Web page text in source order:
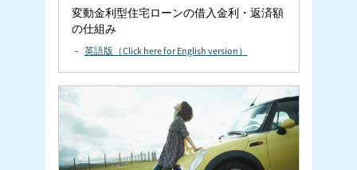
変動金利型住宅ローンの借入金利・返済額
の仕組み
英語版（Click here for English version）